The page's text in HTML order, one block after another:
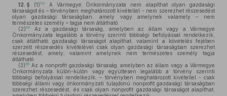
12. § (1)54
A Vármegye Önkormányzata nem alapíthat olyan gazdasági
társaságot és – törvényben meghatározott kivétellel - nem szerezhet részesedést
olyan gazdasági társaságban, amely vagy amelynek valamely – nem
természetes személy – tagja nem átlátható.
(2)55
Az a gazdasági társaság, amelyben az állam vagy a Vármegye
Önkormányzata legalább a törvény szerinti többségi befolyással rendelkezik,
csak átlátható gazdasági társaságot alapíthat, valamint a követelés fejében
szerzett részesedés kivételével csak olyan gazdasági társaságban szerezhet
részesedést, amely, valamint amelynek nem természetes személy tagja
átlátható.
(3)56 Az a nonprofit gazdasági társaság, amelyben az állam vagy a Vármegye
Önkormányzata külön-külön vagy együttesen legalább a törvény szerinti
többségi befolyással rendelkezik, – törvényben meghatározott kivétellel - csak
többségi állami vagy önkormányzati tulajdonú nonprofit gazdasági társaságban
szerezhet részesedést, és csak olyan nonprofit gazdasági társaságot alapíthat,